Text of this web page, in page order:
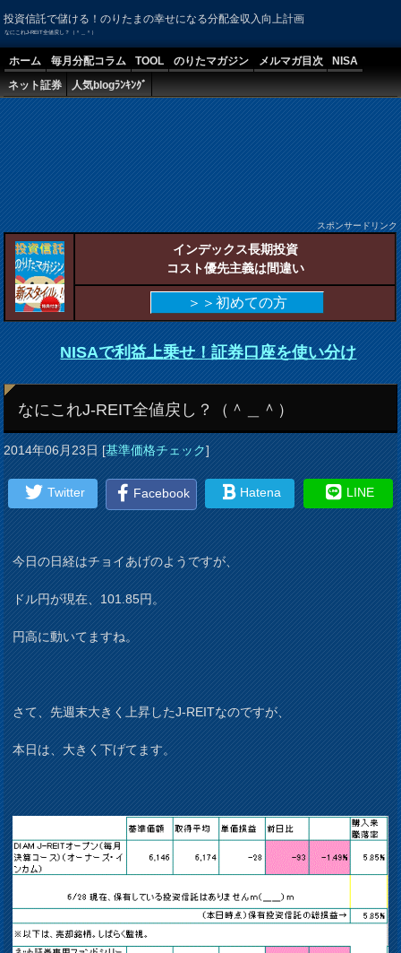
投資信託で儲ける！のりたまの幸せになる分配金収入向上計画
なにこれJ-REIT全値戻し？（＾＿＾）
ホーム 毎月分配コラム TOOL のりたマガジン メルマガ目次
NISA
ネット証券
人気blogﾗﾝｷﾝｸﾞ
スポンサードリンク
インデックス長期投資
コスト優先主義は間違い
＞＞初めての方
NISAで利益上乗せ！証券口座を使い分け
なにこれJ-REIT全値戻し？（＾＿＾）
2014年06月23日[基準価格チェック]
Twitter Facebook Hatena LINE
今日の日経はチョイあげのようですが、
ドル円が現在、101.85円。
円高に動いてますね。
さて、先週末大きく上昇したJ-REITなのですが、
本日は、大きく下げてます。